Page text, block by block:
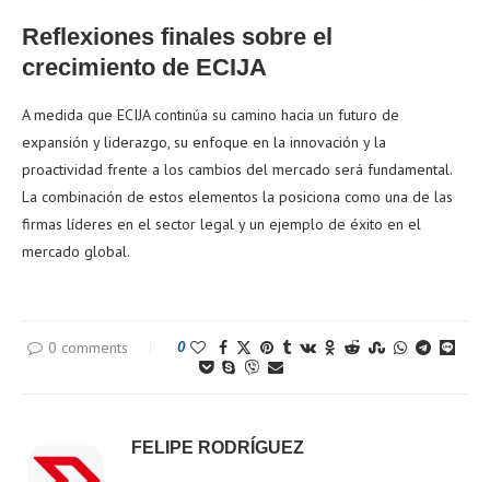
Reflexiones finales sobre el
crecimiento de ECIJA
A medida que ECIJA continúa su camino hacia un futuro de
expansión y liderazgo, su enfoque en la innovación y la
proactividad frente a los cambios del mercado será fundamental.
La combinación de estos elementos la posiciona como una de las
firmas líderes en el sector legal y un ejemplo de éxito en el
mercado global.
0 comments 0
FELIPE RODRÍGUEZ